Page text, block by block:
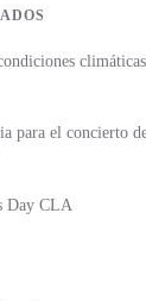
para el concierto
Day CLA